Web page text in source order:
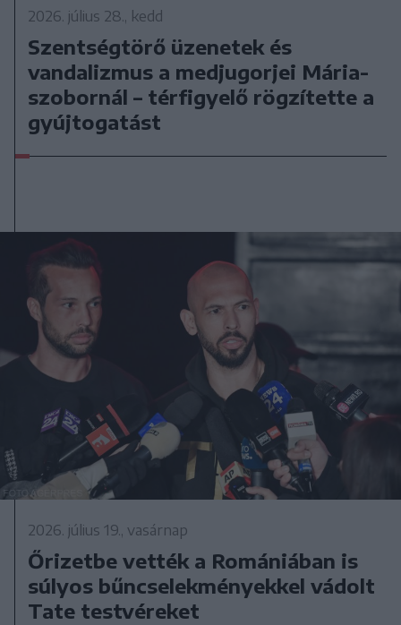
2026. július 28., kedd
Szentségtörő üzenetek és
vandalizmus a medjugorjei Mária-
szobornál – térfigyelő rögzítette a
gyújtogatást
2026. július 19., vasárnap
Őrizetbe vették a Romániában is
súlyos bűncselekményekkel vádolt
Tate testvéreket